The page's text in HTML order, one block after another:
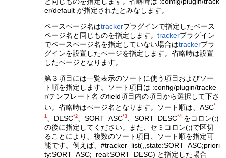
er/default が指定されたとみなします。
ベースページ名はtrackerプラグインで指定したベース
ページ名と同じものを指定します。trackerプラグイン
でベースページ名を指定していない場合はtrackerプラ
グインを設置したページを指定します。省略時は設置
したページとなります。
第３項目には一覧表示のソートに使う項目およびソー
ト順を指定します。ソート項目は :config/plugin/tracke
r/テンプレート名 のfield項目内の項目から選択して下さ
い。省略時はページ名となります。ソート順は、ASC*
1 、DESC*2 、SORT_ASC*3 、SORT_DESC*4 をコロン(:)
の後に指定してください。また、セミコロン(;)で区切
ることにより、複数のソート項目、ソート順を指定可
能です。例えば、#tracker_list(,,state:SORT_ASC;priori
ty:SORT_ASC;_real:SORT_DESC) と指定した場合